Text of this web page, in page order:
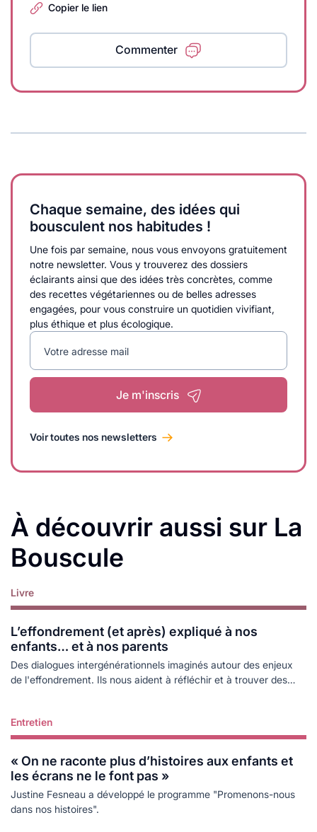
Copier le lien
Commenter
Chaque semaine, des idées qui
bousculent nos habitudes !
Une fois par semaine, nous vous envoyons gratuitement
notre newsletter. Vous y trouverez des dossiers
éclairants ainsi que des idées très concrètes, comme
des recettes végétariennes ou de belles adresses
engagées, pour vous construire un quotidien vivifiant,
plus éthique et plus écologique.
Votre adresse mail
Je m'inscris
Voir toutes nos newsletters
À découvrir aussi sur La
Bouscule
Livre
L’effondrement (et après) expliqué à nos
enfants… et à nos parents
Des dialogues intergénérationnels imaginés autour des enjeux
de l'effondrement. Ils nous aident à réfléchir et à trouver des
Lire plus
Entretien
« On ne raconte plus d’histoires aux enfants et
les écrans ne le font pas »
Justine Fesneau a développé le programme "Promenons-nous
dans nos histoires".
Lire plus